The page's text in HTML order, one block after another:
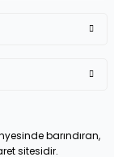
barındıran,
sitesidir.